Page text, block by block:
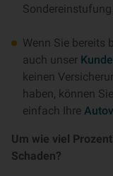
Wenn Sie bereits
auch unser
keinen
haben, können
einfach Ihre
Um wie viel
Schaden?